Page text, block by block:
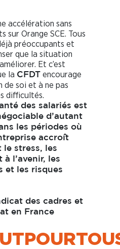
accélération sans
sur Orange SCE. Tous
préoccupants et
que la situation
Et c’est
la CFDT
encourage
de soi et à ne pas
difficultés.
des salariés est
d’autant
les périodes où
accroît
le stress, les
l’avenir, les
et les risques
des cadres et
en France